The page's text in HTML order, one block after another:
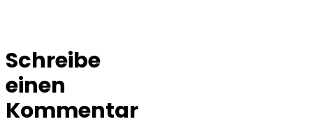
Schreibe
einen
Kommentar